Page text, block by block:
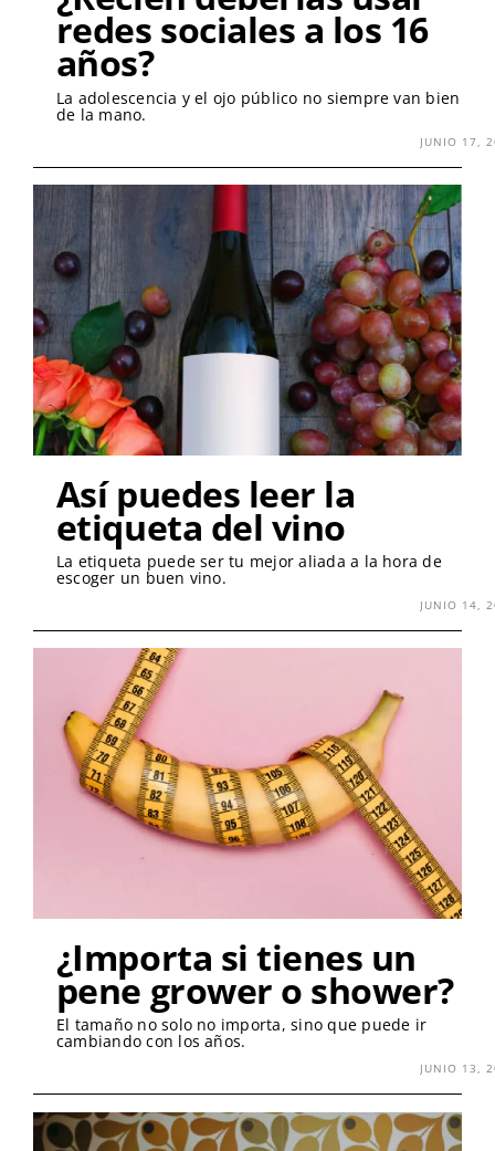
redes sociales a los 16
años?
La adolescencia y el ojo público no siempre van bien
de la mano.
JUNIO 17,
Así puedes leer la
etiqueta del vino
La etiqueta puede ser tu mejor aliada a la hora de
escoger un buen vino.
JUNIO 14,
¿Importa si tienes un
pene grower o shower?
El tamaño no solo no importa, sino que puede ir
cambiando con los años.
JUNIO 13,